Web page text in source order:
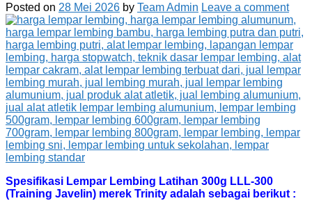
Posted on 28 Mei 2026 by Team Admin Leave a comment
Spesifikasi Lempar Lembing Latihan 300g LLL-300
(Training Javelin) merek Trinity adalah sebagai berikut :